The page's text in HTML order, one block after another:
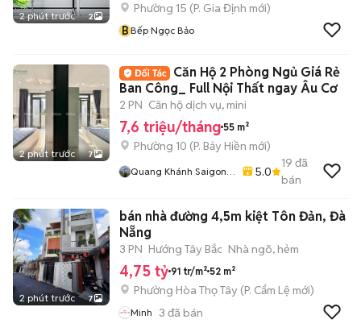
2 phút trước 2
Phường 15 (P. Gia Định mới)
BBếp Ngọc Bảo
2 phút trước 7
Căn Hộ 2 Phòng Ngủ Giá Rẻ
Ban Công_ Full Nội Thất ngay Âu Cơ
2 PN Căn hộ dịch vụ, mini
7,6 triệu/tháng 55 m²
Phường 10 (P. Bảy Hiền mới)
Quang Khánh Saigon
5.0
19 đã
bán
2 phút trước 7
bán nhà đường 4,5m kiệt Tôn Đản, Đà
Nẵng
3 PN Hướng Tây Bắc Nhà ngõ, hẻm
4,75 tỷ 91 tr/m² 52 m²
Phường Hòa Thọ Tây (P. Cẩm Lệ mới)
Minh 3 đã bán